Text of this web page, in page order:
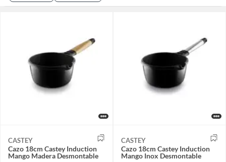
CASTEY
Cazo 18cm Castey Induction
Mango Madera Desmontable
CASTEY
Cazo 18cm Castey Induction
Mango Inox Desmontable